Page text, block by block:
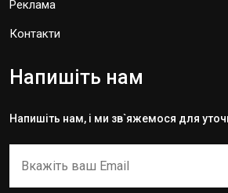
Реклама
Контакти
Напишіть нам
Напишіть нам, і ми зв`яжемося для